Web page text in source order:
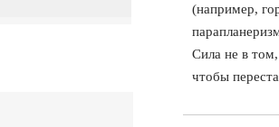
(например,
Сила не в
чтобы